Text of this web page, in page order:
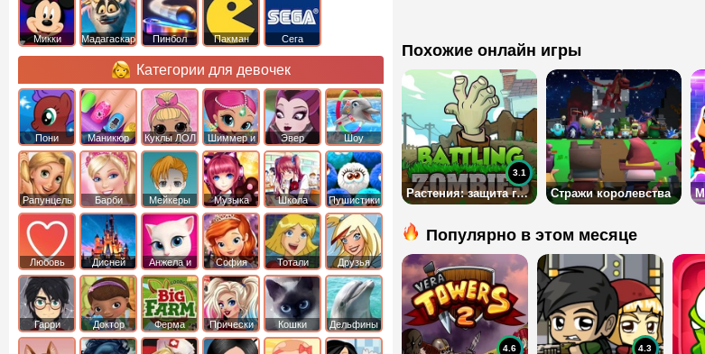
Похожие онлайн игры
Растения: защита города от зомби
3.1
Стражи королевства
Популярно в этом месяце
4.6 4.3
Микки
Мадагаскар Пинбол Пакман Сега
Категории для девочек
Пони
креатор
Маникюр Куклы ЛОЛ
Шиммер и
Шайн
Эвер
Афтер Хай
Шоу
дельфинов
Рапунцель Барби Мейкеры Музыка Школа Пушистики
Любовь Дисней
Анжела и
том
София
Прекрасная
Тотали
Спайс
Друзья
ангелов
Гарри
Поттер
Доктор
Плюшева
Ферма Прически Кошки Дельфины